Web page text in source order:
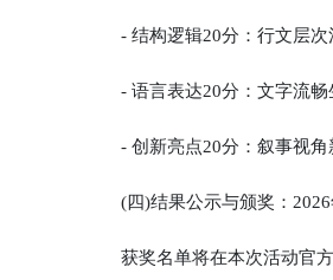
- 结构逻辑20分：行文层次
- 语言表达20分：文字流畅
- 创新亮点20分：叙事视角
(四)结果公示与颁奖：2026
获奖名单将在本次活动官方